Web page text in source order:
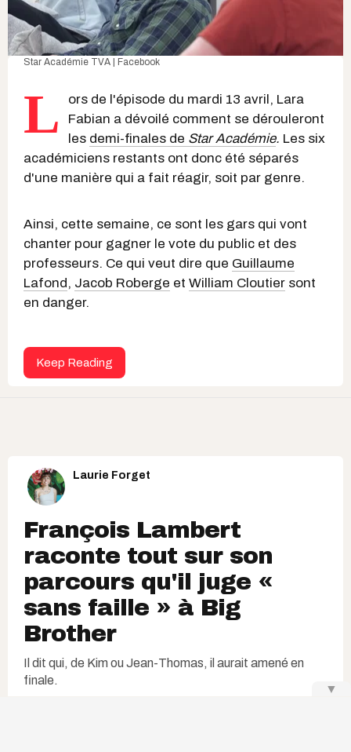
Star Académie TVA | Facebook
L
ors de l'épisode du mardi 13 avril, Lara
Fabian a dévoilé comment se dérouleront
les demi-finales de Star Académie. Les six
académiciens restants ont donc été séparés
d'une manière qui a fait réagir, soit par genre.
Ainsi, cette semaine, ce sont les gars qui vont
chanter pour gagner le vote du public et des
professeurs. Ce qui veut dire que Guillaume
Lafond, Jacob Roberge et William Cloutier sont
en danger.
Keep Reading
Laurie Forget
François Lambert
raconte tout sur son
parcours qu'il juge «
sans faille » à Big
Brother
Il dit qui, de Kim ou Jean-Thomas, il aurait amené en
finale.
▼